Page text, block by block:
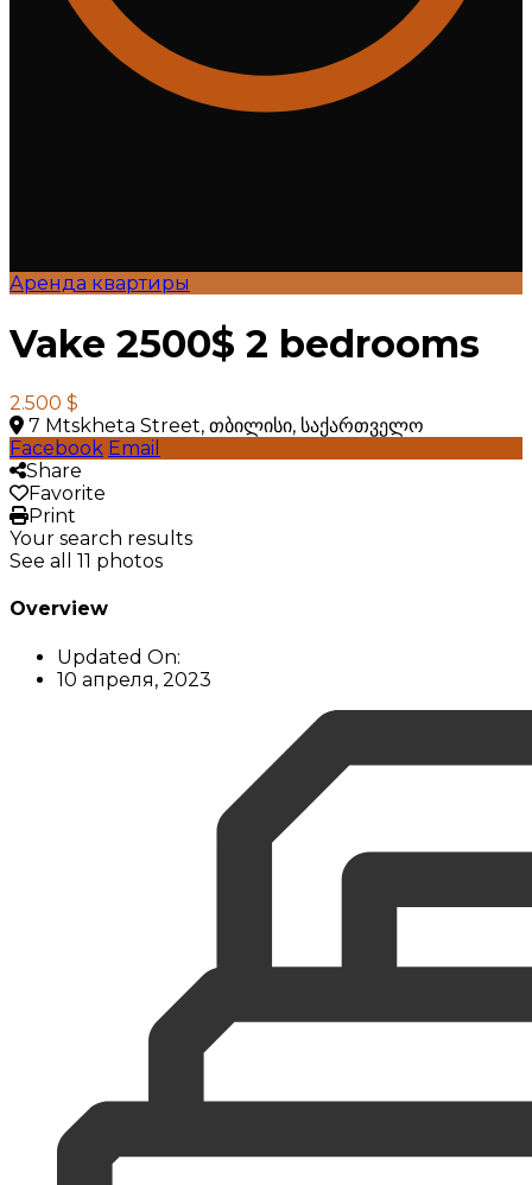
Аренда квартиры
Vake 2500$ 2 bedrooms
2.500 $
7 Mtskheta Street, თბილისი, საქართველო
Facebook Email
Share
Favorite
Print
Your search results
See all 11 photos
Overview
Updated On:
10 апреля, 2023